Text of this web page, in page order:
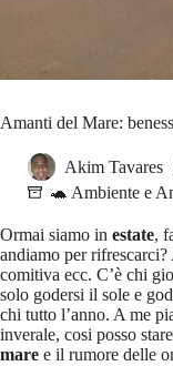
Amanti del Mare:
Akim Tavares
🐢 Ambiente e
Ormai siamo in estate,
andiamo per rifrescarci?
comitiva ecc. C’è chi
solo godersi il sole e
chi tutto l’anno. A me
inverale, cosi posso
mare e il rumore delle